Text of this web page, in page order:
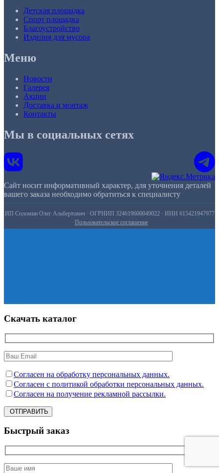
Детская площадка
Спорт площадка
Благоустройство
Изделия для мусора
Меню
Новости
Галерея
Акции
Доставка и монтаж
Контакты
Мы в социальных сетях
Сайт носит информативный характер, для уточнения деталей
вашего заказа необходимо обратиться к специалисту
ИП Соломин Олег Альбертович · ОГРНИП 324619600049022 · ИНН 615421947977
· Пользовательское соглашение
Скачать каталог
Согласен на обработку персональных данных.
Согласен с политикой обработки персональных данных.
Согласен на получение рекламной рассылки.
ОТПРАВИТЬ
Быстрый заказ